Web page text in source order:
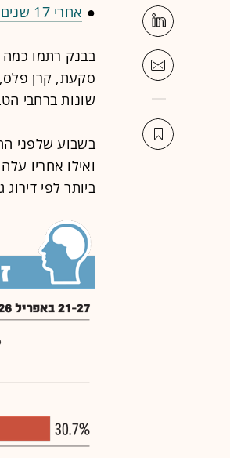
● אחרי 17 שנים: בטוטו נפרדים מיהושע TBWA. מי יחליף אותו?
בבנק רתמו כמה
סקעת, קרן פלס,
שונות ברחבי
בשבוע שלפני
ואילו אחריו
ביותר לפי דירוג